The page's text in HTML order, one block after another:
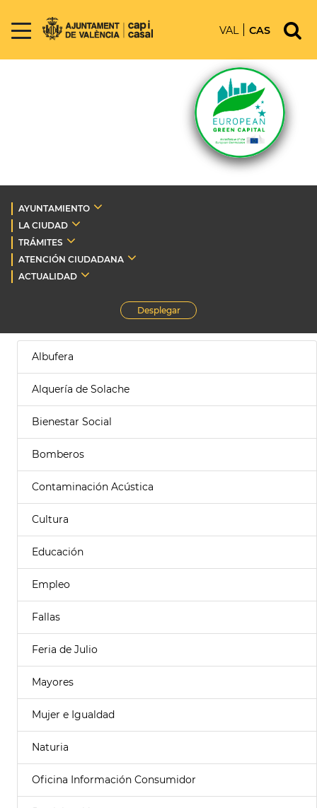
VAL CAS
AYUNTAMIENTO
LA CIUDAD
TRÁMITES
ATENCIÓN CIUDADANA
ACTUALIDAD
Desplegar
Albufera
Alquería de Solache
Bienestar Social
Bomberos
Contaminación Acústica
Cultura
Educación
Empleo
Fallas
Feria de Julio
Mayores
Mujer e Igualdad
Naturia
Oficina Información Consumidor